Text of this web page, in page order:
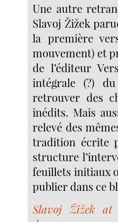
Une autre
Slavoj Žižek
la première
mouvement) et
de l’éditeur
intégrale (?)
retrouver des
inédits. Mais
relevé des
tradition écrite
structure
feuillets initiaux
publier dans ce
Slavoj Žižek at